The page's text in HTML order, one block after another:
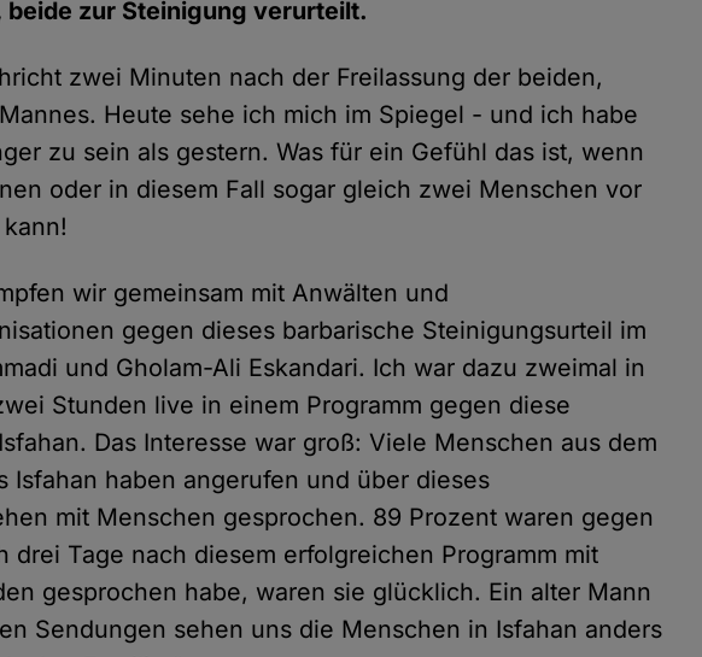
beide zur Steinigung verurteilt.
zwei Minuten nach der Freilassung der beiden,
Heute sehe ich mich im Spiegel - und ich habe
zu sein als gestern. Was für ein Gefühl das ist, wenn
oder in diesem Fall sogar gleich zwei Menschen vor
wir gemeinsam mit Anwälten und
gegen dieses barbarische Steinigungsurteil im
und Gholam-Ali Eskandari. Ich war dazu zweimal in
Stunden live in einem Programm gegen diese
Das Interesse war groß: Viele Menschen aus dem
Isfahan haben angerufen und über dieses
mit Menschen gesprochen. 89 Prozent waren gegen
drei Tage nach diesem erfolgreichen Programm mit
gesprochen habe, waren sie glücklich. Ein alter Mann
Sendungen sehen uns die Menschen in Isfahan anders